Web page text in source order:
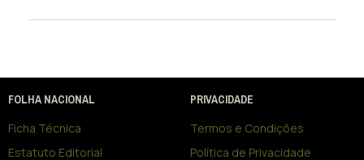
FOLHA NACIONAL
Ficha Técnica
Estatuto Editorial
PRIVACIDADE
Termos e Condições
Política de Privacidade